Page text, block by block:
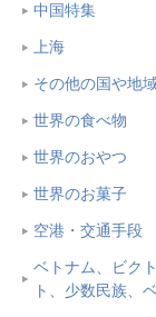
中国特集
上海
その他の国や地
世界の食べ物
世界のおやつ
世界のお菓子
空港・交通手段
ベトナム、ビク
ト、少数民族、